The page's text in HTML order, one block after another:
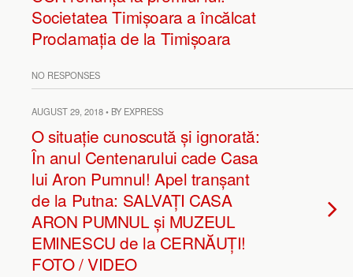
Societatea Timișoara a încălcat
Proclamația de la Timișoara
NO RESPONSES
AUGUST 29, 2018 • BY EXPRESS
O situație cunoscută și ignorată:
În anul Centenarului cade Casa
lui Aron Pumnul! Apel tranșant
de la Putna: SALVAȚI CASA
ARON PUMNUL și MUZEUL
EMINESCU de la CERNĂUȚI!
FOTO / VIDEO